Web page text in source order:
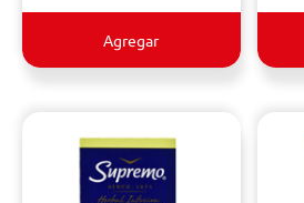
Agregar